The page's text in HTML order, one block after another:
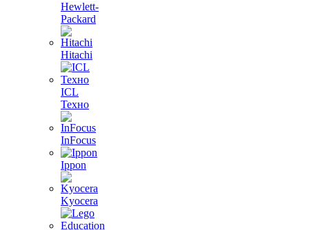
Hewlett-
Packard
Hitachi
ICL
Техно
InFocus
Ippon
Kyocera